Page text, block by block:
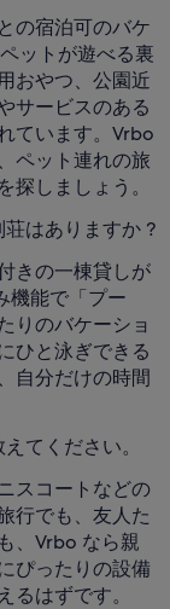
の宿泊可のバケ
ットが遊べる裏
おやつ、公園近
サービスのある
ています。Vrbo
ペット連れの旅
しましょう。
はありますか ?
きの一棟貸しが
機能で「プー
りのバケーショ
ひと泳ぎできる
自分だけの時間
てください。
スコートなどの
行でも、友人た
、Vrbo なら親
ぴったりの設備
るはずです。